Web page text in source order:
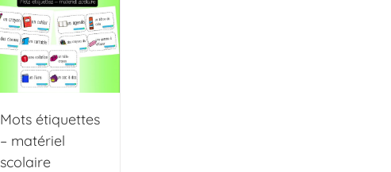
Mots étiquettes
– matériel
scolaire